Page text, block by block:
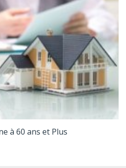
à 60 ans et Plus